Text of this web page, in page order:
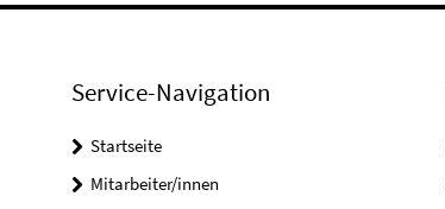
Service-Navigation
Startseite
Mitarbeiter/innen